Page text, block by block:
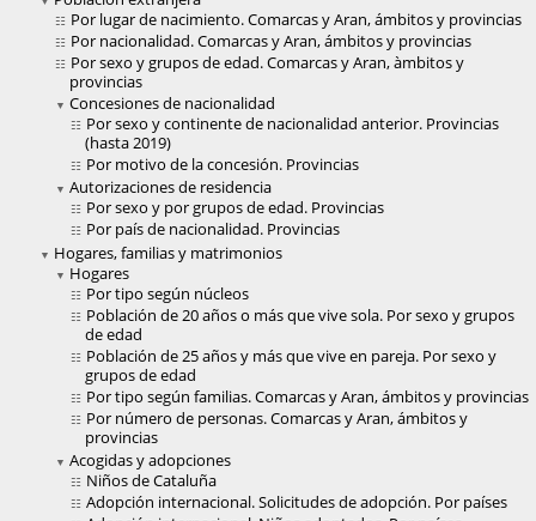
Por lugar de nacimiento. Comarcas y Aran, ámbitos y provincias
Por nacionalidad. Comarcas y Aran, ámbitos y provincias
Por sexo y grupos de edad. Comarcas y Aran, àmbitos y
provincias
Concesiones de nacionalidad
Por sexo y continente de nacionalidad anterior. Provincias
(hasta 2019)
Por motivo de la concesión. Provincias
Autorizaciones de residencia
Por sexo y por grupos de edad. Provincias
Por país de nacionalidad. Provincias
Hogares, familias y matrimonios
Hogares
Por tipo según núcleos
Población de 20 años o más que vive sola. Por sexo y grupos
de edad
Población de 25 años y más que vive en pareja. Por sexo y
grupos de edad
Por tipo según familias. Comarcas y Aran, ámbitos y provincias
Por número de personas. Comarcas y Aran, ámbitos y
provincias
Acogidas y adopciones
Niños de Cataluña
Adopción internacional. Solicitudes de adopción. Por países